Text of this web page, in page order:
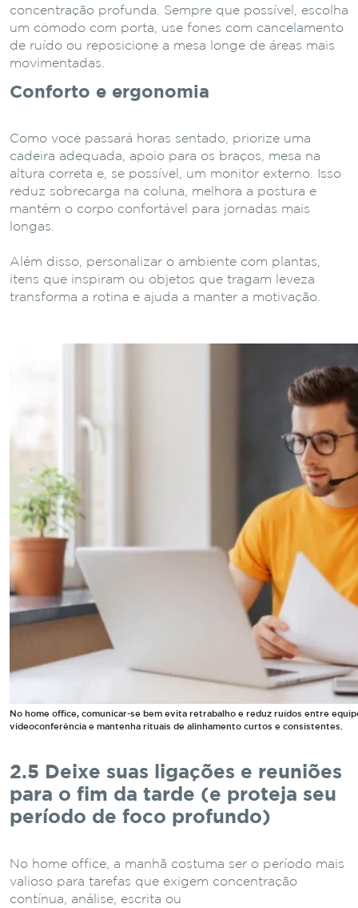
concentração profunda. Sempre que possível, escolha
um cômodo com porta, use fones com cancelamento
de ruído ou reposicione a mesa longe de áreas mais
movimentadas.
Conforto e ergonomia
Como você passará horas sentado, priorize uma
cadeira adequada, apoio para os braços, mesa na
altura correta e, se possível, um monitor externo. Isso
reduz sobrecarga na coluna, melhora a postura e
mantém o corpo confortável para jornadas mais
longas.
Além disso, personalizar o ambiente com plantas,
itens que inspiram ou objetos que tragam leveza
transforma a rotina e ajuda a manter a motivação.
No home office, comunicar-se bem evita retrabalho e reduz ruídos entre
videoconferência e mantenha rituais de alinhamento curtos e consistentes.
2.5 Deixe suas ligações e reuniões
para o fim da tarde (e proteja seu
período de foco profundo)
No home office, a manhã costuma ser o período mais
valioso para tarefas que exigem concentração
contínua, análise, escrita ou